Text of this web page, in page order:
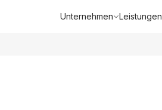
Unternehmen Leistungen